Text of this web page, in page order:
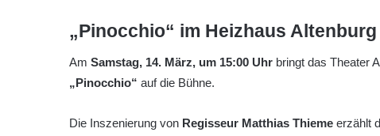
„Pinocchio“ im Heizhaus Altenburg
Am Samstag, 14. März, um 15:00 Uhr bringt das Theater
„Pinocchio“ auf die Bühne.
Die Inszenierung von Regisseur Matthias Thieme erzählt